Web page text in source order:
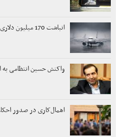
انباشت 170 میلیون دلاری سود و جریمه دیرکرد ایران‌ایر
واکنش حسین انتظامی به
اهمال‌کاری در صدور